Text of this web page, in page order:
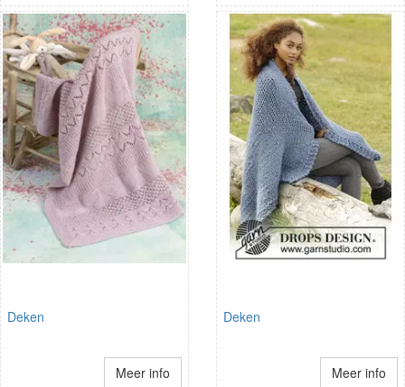
Deken
Meer info
Deken
Meer info